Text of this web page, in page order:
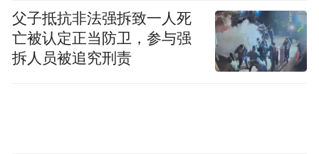
服务，并培训基层医务人员300人次，救助大
病儿童超430人，组织志愿者开展了20余场患
儿回访活动。
父子抵抗非法强拆致一人死
亡被认定正当防卫，参与强
拆人员被追究刑责